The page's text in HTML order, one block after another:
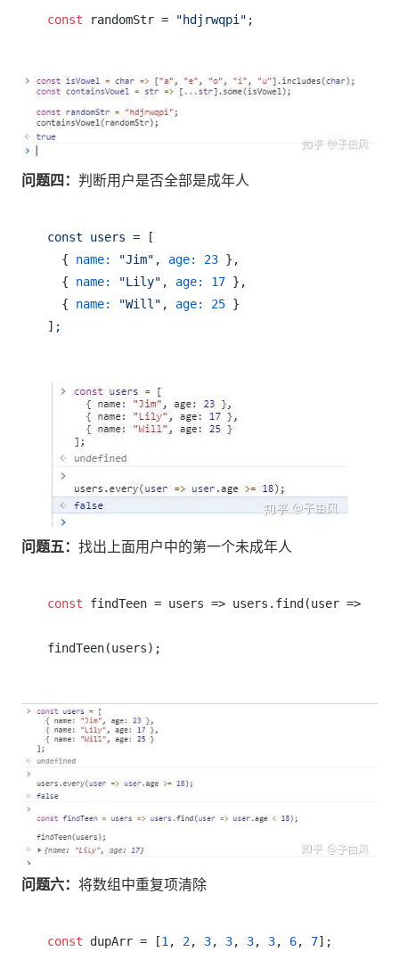
const randomStr = "hdjrwqpi"
问题四： 判断用户是否全部是成年人
const users = [
  {
name: "Jim" , age: 23 },
  {
name: "Lily" , age: 17 },
  {
name: "Will" , age: 25 }
] ;
问题五： 找出上面用户中的第一个未成年人
const findTeen = users => users.find(user =>
问题六： 将数组中重复项清除
const dupArr = [1 , 2, 3, 3, 3, 3, 6, 7